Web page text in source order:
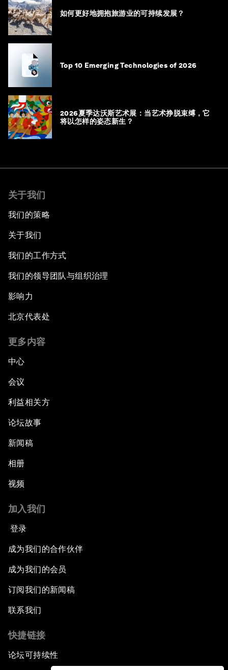
如何更好地拥抱旅游业的可持续发展？
Top 10 Emerging Technologies of 2026
2026夏季达沃斯艺术展：当艺术挣脱束缚，它
将以怎样的姿态新生？
关于我们
我们的策略
关于我们
我们的工作方式
我们的领导团队与组织治理
影响力
北京代表处
更多内容
中心
会议
利益相关方
论坛故事
新闻稿
相册
视频
加入我们
登录
成为我们的合作伙伴
成为我们的会员
订阅我们的新闻稿
联系我们
快捷链接
论坛可持续性